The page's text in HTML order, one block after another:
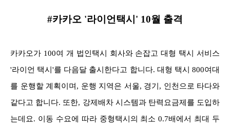
#카카오 '라이언택시' 10월 출격
카카오가 100여 개 법인택시 회사와 손잡고 대형 택시 서비스
'라이언 택시'를 다음달 출시한다고 합니다. 대형 택시 800여대
를 운행할 계획이며, 운행 지역은 서울, 경기, 인천으로 타다와
같다고 합니다. 또한, 강제배차 시스템과 탄력요금제를 도입하
는데요. 이동 수요에 따라 중형택시의 최소 0.7배에서 최대 두